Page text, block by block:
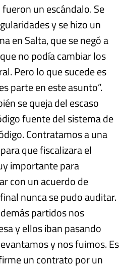
fueron un escándalo. Se
y se hizo un
en Salta, que se negó a
no podía cambiar los
Pero lo que sucede es
parte en este asunto”.
se queja del escaso
fuente del sistema de
Contratamos a una
que fiscalizara el
importante para
con un acuerdo de
nunca se pudo auditar.
partidos nos
y ellos iban pasando
y nos fuimos. Es
un contrato por un